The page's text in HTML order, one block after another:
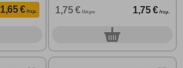
1,65 € /τεμ. 1,75 € /λίτρο 1,75 € /τεμ.
0τεμ.